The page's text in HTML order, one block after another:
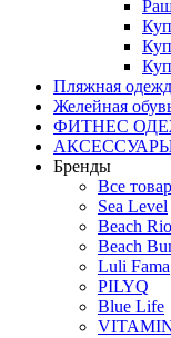
Пляжная
Желейная
ФИТНЕС
Бренды
Все
Sea Level
Beach
Beach
Luli Fama
PILYQ
Blue Life